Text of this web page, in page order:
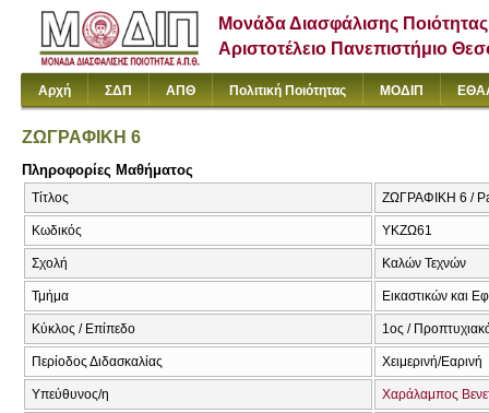
Μονάδα Διασφάλισης Ποιότητας
Αριστοτέλειο Πανεπιστήμιο
Αρχή ΣΔΠ ΑΠΘ Πολιτική Ποιότητας ΜΟΔΙΠ
ΖΩΓΡΑΦΙΚΗ 6
Πληροφορίες Μαθήματος
Τίτλος ΖΩΓΡΑΦΙΚΗ 6 /
Κωδικός ΥΚΖΩ61
Σχολή Καλών Τεχνών
Τμήμα Εικαστικών και
Κύκλος / Επίπεδο 1ος /
Περίοδος Διδασκαλίας Χειμερινή/Εαρινή
Υπεύθυνος/η Χαράλαμπος